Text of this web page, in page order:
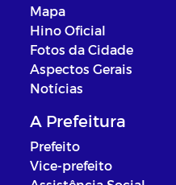
Mapa
Hino Oficial
Fotos da Cidade
Aspectos Gerais
Notícias
A Prefeitura
Prefeito
Vice-prefeito